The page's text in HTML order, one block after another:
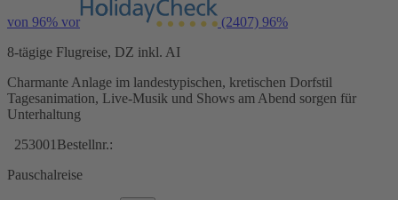
von 96% vor (2407) 96%
8-tägige Flugreise, DZ inkl. AI
Charmante Anlage im landestypischen, kretischen Dorfstil
Tagesanimation, Live-Musik und Shows am Abend sorgen für
Unterhaltung
253001 Bestellnr.:
Pauschalreise